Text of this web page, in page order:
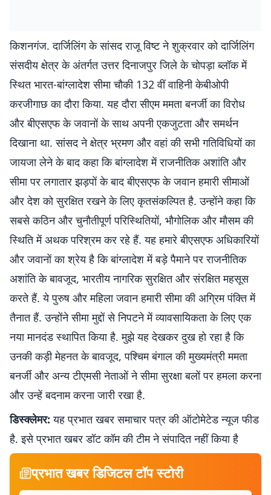
किशनगंज. दार्जिलिंग के सांसद राजू विष्ट ने शुक्रवार को दार्जिलिंग
संसदीय क्षेत्र के अंतर्गत उत्तर दिनाजपुर जिले के चोपड़ा ब्लॉक में
स्थित भारत-बांग्लादेश सीमा चौकी 132 वीं वाहिनी केबीओपी
करजीगाछ का दौरा किया. यह दौरा सीएम ममता बनर्जी का विरोध
और बीएसएफ के जवानों के साथ अपनी एकजुटता और समर्थन
दिखाना था. सांसद ने क्षेत्र भ्रमण और वहां की सभी गतिविधियों का
जायजा लेने के बाद कहा कि बांग्लादेश में राजनीतिक अशांति और
सीमा पर लगातार झड़पों के बाद बीएसएफ के जवान हमारी सीमाओं
और देश को सुरक्षित रखने के लिए कृतसंकल्पित है. उन्होंने कहा कि
सबसे कठिन और चुनौतीपूर्ण परिस्थितियों, भौगोलिक और मौसम की
स्थिति में अथक परिश्रम कर रहे हैं. यह हमारे बीएसएफ अधिकारियों
और जवानों का श्रेय है कि बांग्लादेश में बड़े पैमाने पर राजनीतिक
अशांति के बावजूद, भारतीय नागरिक सुरक्षित और संरक्षित महसूस
करते हैं. ये पुरुष और महिला जवान हमारी सीमा की अग्रिम पंक्ति में
तैनात हैं. उन्होंने सीमा मुद्दों से निपटने में व्यावसायिकता के लिए एक
नया मानदंड स्थापित किया है. मुझे यह देखकर दुख हो रहा है कि
उनकी कड़ी मेहनत के बावजूद, पश्चिम बंगाल की मुख्यमंत्री ममता
बनर्जी और अन्य टीएमसी नेताओं ने सीमा सुरक्षा बलों पर हमला करना
और उन्हें बदनाम करना जारी रखा है.
डिस्क्लेमर: यह प्रभात खबर समाचार पत्र की ऑटोमेटेड न्यूज फीड
है. इसे प्रभात खबर डॉट कॉम की टीम ने संपादित नहीं किया है
प्रभात खबर डिजिटल टॉप स्टोरी